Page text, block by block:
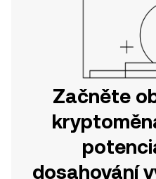
Začněte
dosahování